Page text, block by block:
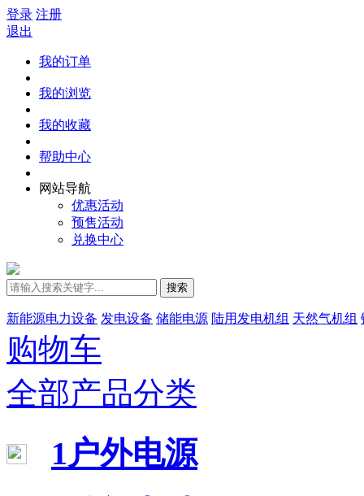
登录 注册
退出
我的订单
我的浏览
我的收藏
帮助中心
网站导航
优惠活动
预售活动
兑换中心
搜索
新能源电力设备 发电设备 储能电源 陆用发电机组 天然气机组
购物车
全部产品分类
1户外电源